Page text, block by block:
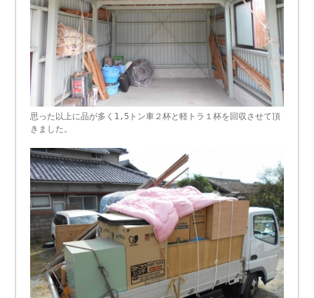
思った以上に品が多く1,5トン車２杯と軽トラ１杯を回収させて頂
きました。